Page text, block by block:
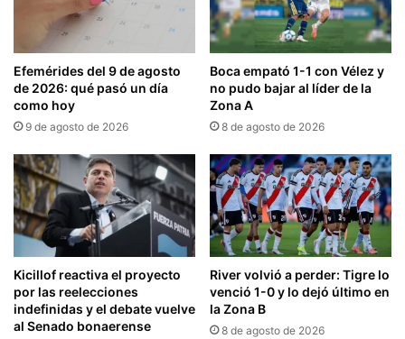
Efemérides del 9 de agosto
de 2026: qué pasó un día
como hoy
9 de agosto de 2026
Boca empató 1-1 con Vélez y
no pudo bajar al líder de la
Zona A
8 de agosto de 2026
Kicillof reactiva el proyecto
por las reelecciones
indefinidas y el debate vuelve
al Senado bonaerense
River volvió a perder: Tigre lo
venció 1-0 y lo dejó último en
la Zona B
8 de agosto de 2026